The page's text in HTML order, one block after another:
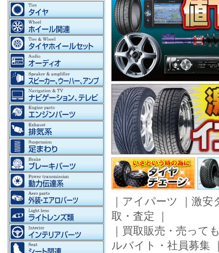
｜ アイパーツ ｜ 激安
取・査定 ｜
｜ 買取販売・売って
ルバイト・社員募集